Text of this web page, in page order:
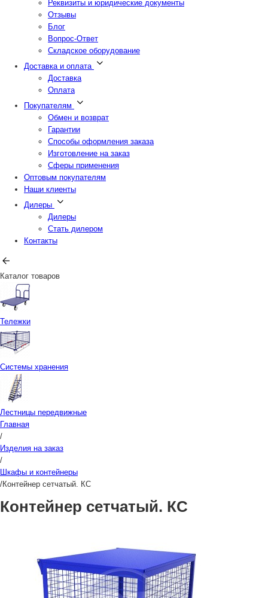
Реквизиты и юридические документы
Отзывы
Блог
Вопрос-Ответ
Складское оборудование
Доставка и оплата
Доставка
Оплата
Покупателям
Обмен и возврат
Гарантии
Способы оформления заказа
Изготовление на заказ
Сферы применения
Оптовым покупателям
Наши клиенты
Дилеры
Дилеры
Стать дилером
Контакты
Каталог товаров
Тележки
Системы хранения
Лестницы передвижные
Главная
/
Изделия на заказ
/
Шкафы и контейнеры
/Контейнер сетчатый. КС
Контейнер сетчатый. КС